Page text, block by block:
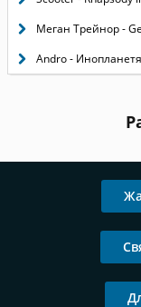
Меган Трейнор -
Andro -